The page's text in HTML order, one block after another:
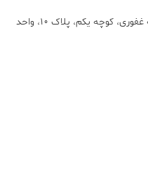
تهران، انقلاب، خیابان سپاه، کوچه غفوری، کوچه یکم، پلاک 10، واحد